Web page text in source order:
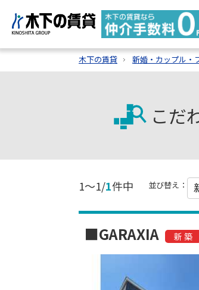
木下の賃貸 新婚・カップル・
こだ
1～1/1件中 並び替え：
■GARAXIA 新 築